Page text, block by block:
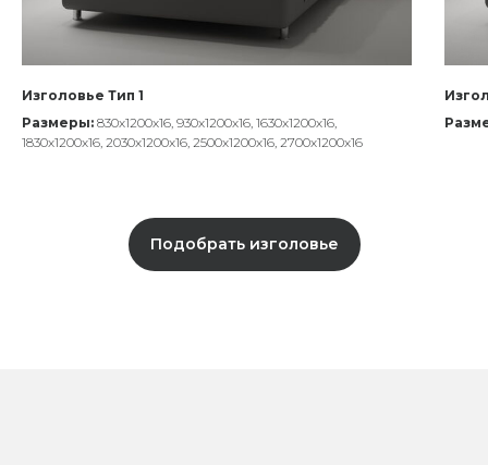
Изголовье Тип 1
Размеры: 830х1200х16, 930х1200х16, 1630х1200х16,
1830х1200х16, 2030х1200х16, 2500х1200х16, 2700х1200х16
Подобрать изголовье